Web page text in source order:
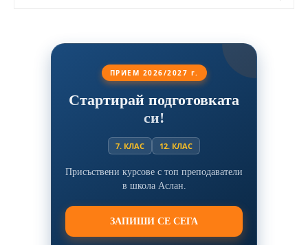
ПРИЕМ 2026/2027 г.
Стартирай подготовката
си!
7. КЛАС 12. КЛАС
Присъствени курсове с топ преподаватели
в школа Аслан.
ЗАПИШИ СЕ СЕГА